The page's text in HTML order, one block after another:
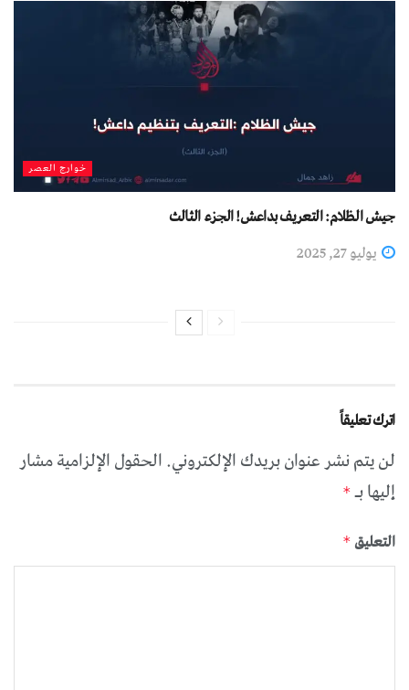
خوارج العصر
جيش الظلام: التعريف بداعش! الجزء الثالث
يوليو 27, 2025
اترك تعليقاً
لن يتم نشر عنوان بريدك الإلكتروني.الحقول الإلزامية مشار
إليها بـ *
التعليق *